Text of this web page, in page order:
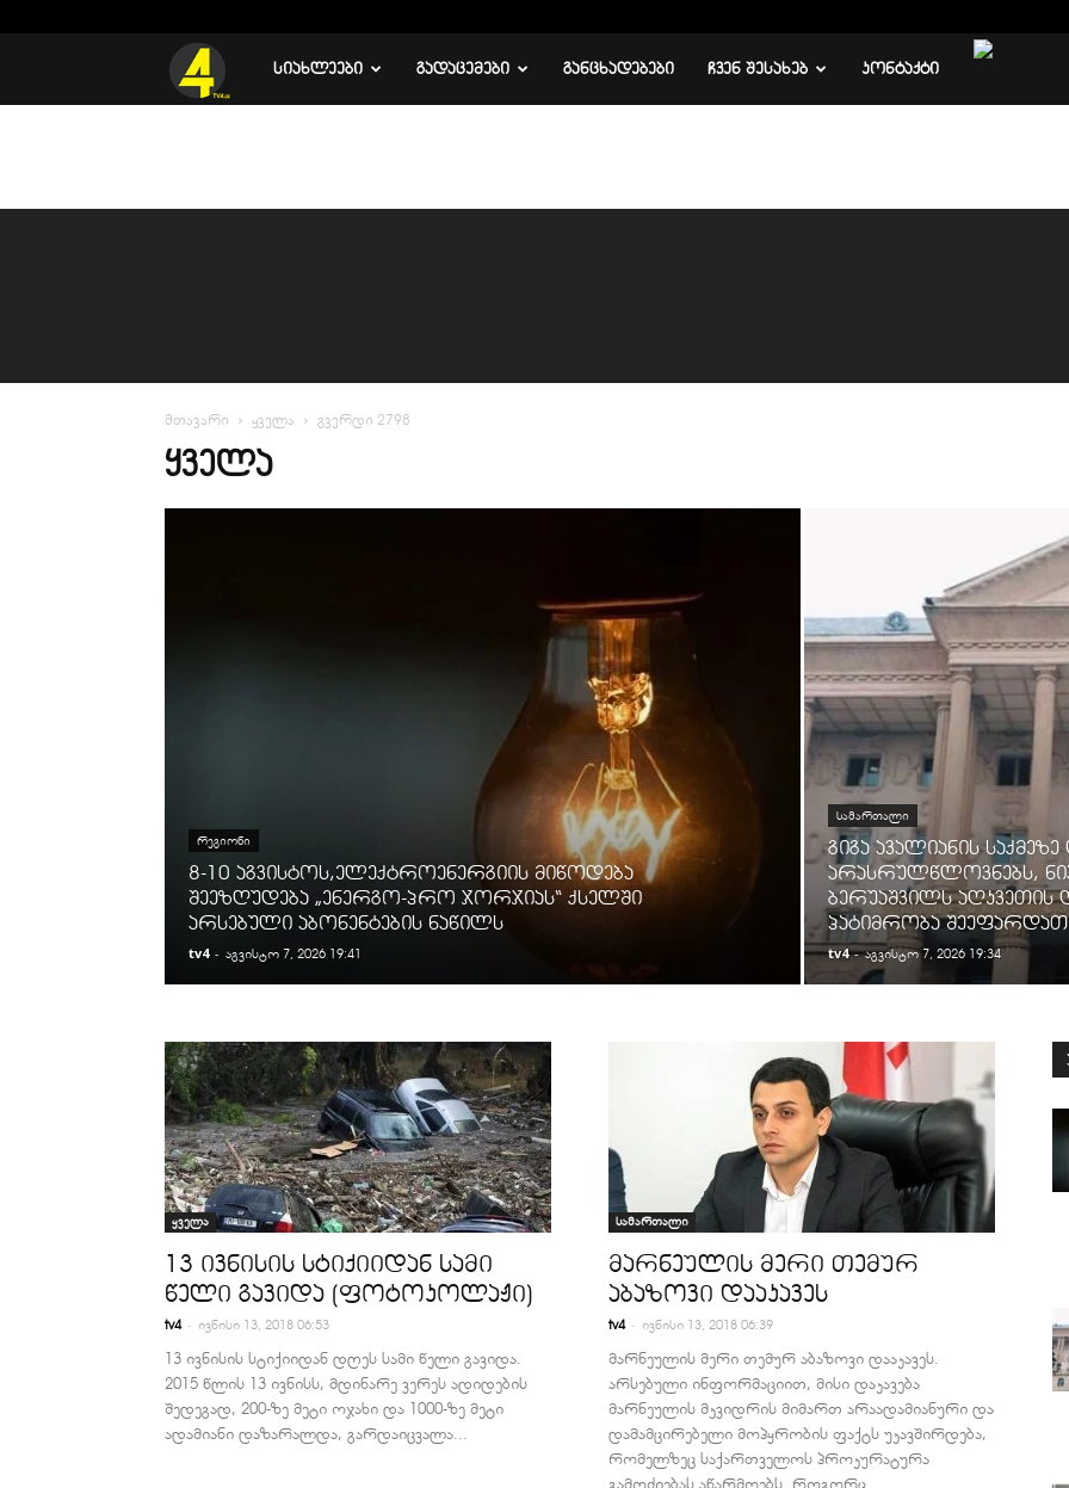
TVᲡᲘᲐᲮᲚᲔᲔᲑᲘ ᲒᲐᲓᲐᲪᲔᲛᲔᲑᲘ ᲒᲐᲜᲪᲮᲐᲓᲔᲑᲔᲑᲘ ᲩᲕᲔᲜ ᲨᲔᲡᲐᲮᲔᲑ ᲙᲝᲜᲢᲐᲥᲢᲘ
მთავარი ყველა გვერდი 2798
ᲧᲕᲔᲚᲐ
ᲠᲔᲒᲘᲝᲜᲘ
8-10 აგვისტოს,ელექტროენერგიის მიწოდება
შეეზღუდება „ენერგო-პრო ჯორჯიას“ ქსელში
არსებული აბონენტების ნაწილს
tv4 - აგვისტო 7, 2026 19:41
ᲡᲐᲛᲐᲠᲗᲐᲚᲘ
გიგა ავალიანის
არასრულწლოვნებს, ნია
ბერუაშვილს აღკვეთის
პატიმრობა შეეფარდათ
tv4 - აგვისტო 7, 2026 19:34
ყველა
13 ივნისის სტიქიიდან სამი
წელი გავიდა (ფოტოკოლაჟი)
tv4 - ივნისი 13, 2018 06:53
13 ივნისის სტიქიიდან დღეს სამი წელი გავიდა.
2015 წლის 13 ივნისს, მდინარე ვერეს ადიდების
შედეგად, 200-ზე მეტი ოჯახი და 1000-ზე მეტი
ადამიანი დაზარალდა, გარდაიცვალა...
სამართალი
მარნეულის მერი თემურ
აბაზოვი დააკავეს
tv4 - ივნისი 13, 2018 06:39
მარნეულის მერი თემურ აბაზოვი დააკავეს.
არსებული ინფორმაციით, მისი დაკავება
მარნეულის მკვიდრის მიმართ არაადამიანური და
დამამცირებელი მოპყრობის ფაქტს უკავშირდება,
რომელზეც საქართველოს პროკურატურა
გამოძიებას აწარმოებს. როგორც